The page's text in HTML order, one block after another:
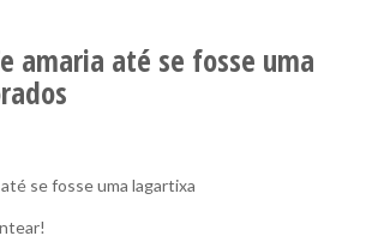
amaria até se fosse uma
se fosse uma lagartixa